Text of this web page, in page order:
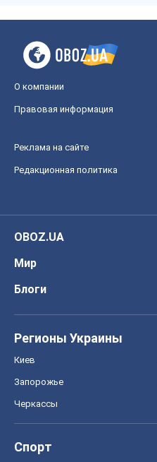
О компании
Правовая информация
Реклама на сайте
Редакционная политика
OBOZ.UA
Мир
Блоги
Регионы Украины
Киев
Запорожье
Черкассы
Спорт